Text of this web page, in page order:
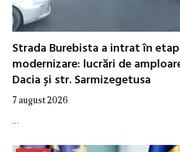
Strada Burebista a intrat în
modernizare: lucrări de
Dacia și str. Sarmizegetusa
7 august 2026
…